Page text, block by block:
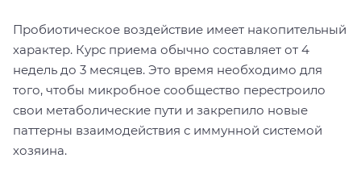
Пробиотическое воздействие имеет накопительный
характер. Курс приема обычно составляет от 4
недель до 3 месяцев. Это время необходимо для
того, чтобы микробное сообщество перестроило
свои метаболические пути и закрепило новые
паттерны взаимодействия с иммунной системой
хозяина.